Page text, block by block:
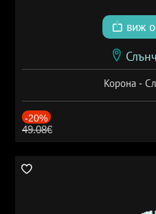
виж
Корона -
-20%
49.08€